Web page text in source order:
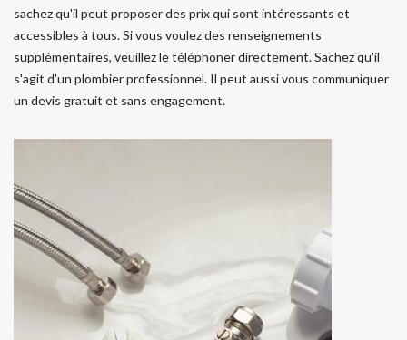
sachez qu'il peut proposer des prix qui sont intéressants et
accessibles à tous. Si vous voulez des renseignements
supplémentaires, veuillez le téléphoner directement. Sachez qu'il
s'agit d'un plombier professionnel. Il peut aussi vous communiquer
un devis gratuit et sans engagement.